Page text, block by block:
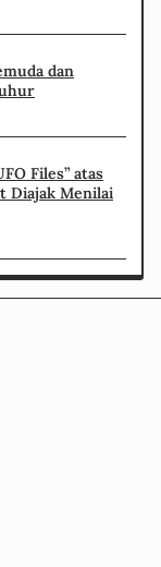
dan
Files” atas
Diajak Menilai